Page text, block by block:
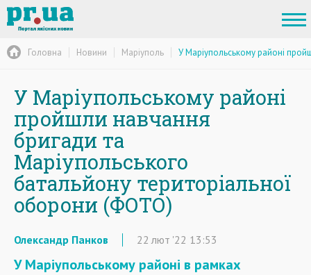
Головна Новини Маріуполь У Маріупольському районі
У Маріупольському районі
пройшли навчання
бригади та
Маріупольського
батальйону територіальної
оборони (ФОТО)
Олександр Панков 22 лют '22 13:53
У Маріупольському районі в рамках